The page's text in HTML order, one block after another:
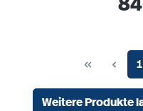
1
Weitere Produkte